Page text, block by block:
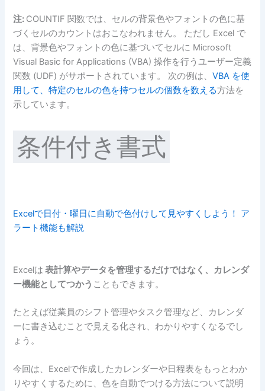
注: COUNTIF 関数では、セルの背景色やフォントの色に基
づくセルのカウントはおこなわれません。 ただし Excel で
は、背景色やフォントの色に基づいてセルに Microsoft
Visual Basic for Applications (VBA) 操作を行うユーザー定義
関数 (UDF) がサポートされています。 次の例は、VBA を使
用して、特定のセルの色を持つセルの個数を数える方法を
示しています。
条件付き書式
Excelで日付・曜日に自動で色付けして見やすくしよう！ ア
ラート機能も解説
Excelは 表計算やデータを管理するだけではなく、カレンダ
ー機能としてつかう こともできます。
たとえば従業員のシフト管理やタスク管理など、カレンダ
ーに書き込むことで見える化され、わかりやすくなるでし
ょう。
今回は、Excelで作成したカレンダーや日程表をもっとわか
りやすくするために、色を自動でつける方法について説明